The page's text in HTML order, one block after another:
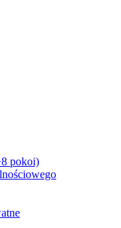
pokoi)